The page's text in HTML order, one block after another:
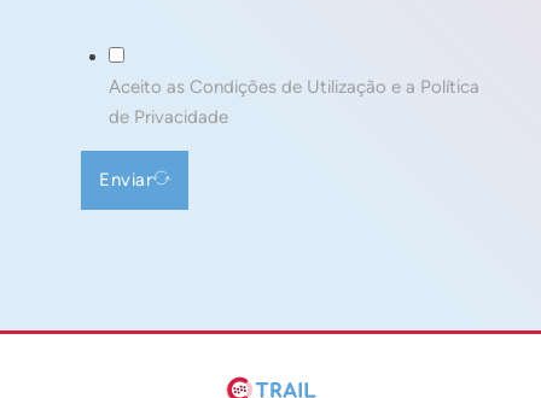
Aceito as Condições de Utilização e a Política
de Privacidade
Enviar